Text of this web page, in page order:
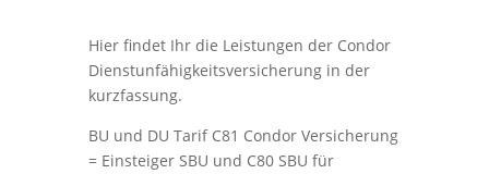
Hier findet Ihr die Leistungen der Condor
Dienstunfähigkeitsversicherung in der
kurzfassung.
BU und DU Tarif C81 Condor Versicherung
= Einsteiger SBU und C80 SBU für